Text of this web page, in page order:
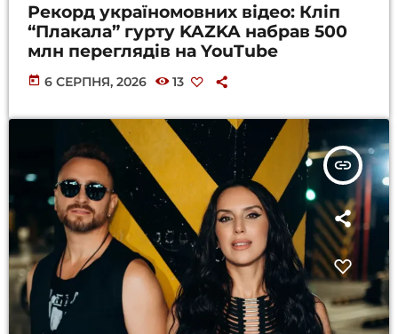
Рекорд україномовних відео: Кліп
“Плакала” гурту KAZKA набрав 500
млн переглядів на YouTube
today 6 СЕРПНЯ, 2026 13
insert_link